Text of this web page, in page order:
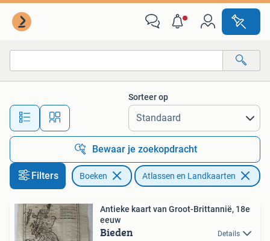
Alle afstanden…
Sorteer op
Bewaar je zoekopdracht
Filters Boeken Atlassen en Landkaarten
Antieke kaart van Groot-Brittannië, 18e
eeuw
Bieden Details